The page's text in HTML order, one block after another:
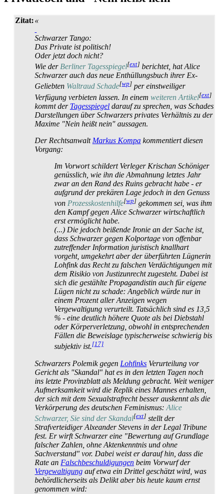
Zitat: «
Schwarzer Tango:
Das Private ist politisch!
Oder jetzt doch nicht?
Wie derBerliner Tagesspiegel[ext] berichtet, hat Alice
Schwarzer auch das neue Enthüllungsbuch ihrer Ex-
Geliebten Waltraud Schade[wp] per einst­weiliger
Verfügung verbieten lassen. In einem weiteren Artikel[ext]
kommt der Tagesspiegel darauf zu sprechen, was Schades
Darstellungen über Schwarzers privates Verhältnis zu der
Maxime "Nein heißt nein" aussagen.
Der Rechtsanwalt Markus Kompa kommentiert diesen
Vorgang:
Im Vorwort schildert Verleger Krischan Schöniger
genüsslich, wie ihn die Abmahnung letztes Jahr
zwar an den Rand des Ruins gebracht habe - er
aufgrund der prekären Lage jedoch in den Genuss
von Prozesskostenhilfe[wp] gekommen sei, was ihm
den Kampf gegen Alice Schwarzer wirtschaftlich
erst ermöglicht habe.
(...) Die jedoch beißende Ironie an der Sache ist,
dass Schwarzer gegen Kolportage von offenbar
zutreffender Information juristisch knallhart
vorgeht, umgekehrt aber der überführten Lügnerin
Lohfink das Recht zu falschen Verdächtigungen mit
dem Risikio von Justizunrecht zugesteht. Dabei ist
sich die gestählte Propagandistin auch für eigene
Lügen nicht zu schade: Angeblich würde nur in
einem Prozent aller Anzeigen wegen
Vergewaltigung verurteilt. Tatsächlich sind es 13,5
% - eine deutlich höhere Quote als bei Diebstahl
oder Körper­verletzung, obwohl in entsprechenden
Fällen die Beweislage typischerweise schwierig bis
subjektiv ist.[17]
Schwarzers Polemik gegen Lohfinks Verurteilung vor
Gericht als "Skandal" hat es in den letzten Tagen noch
ins letzte Provinzblatt als Meldung gebracht. Weit weniger
Aufmerksamkeit wird die Replik eines Mannes erhalten,
der sich mit dem Sexual­straf­recht besser auskennt als die
Verkörperung des deutschen Feminismus: Alice
Schwarzer, Sie sind der Skandal[ext] stellt der
Strafverteidiger Alxeander Stevens in der Legal Tribune
fest. Er wirft Schwarzer eine "Bewertung auf Grundlage
falscher Zahlen, ohne Aktenkenntnis und ohne
Sachverstand" vor. Dabei weist er darauf hin, dass die
Rate an Falschbeschuldigungen beim Vorwurf der
Vergewaltigung auf etwa ein Drittel geschätzt wird, was
behördlicher­seits als Delikt aber bis heute kaum ernst
genommen wird: